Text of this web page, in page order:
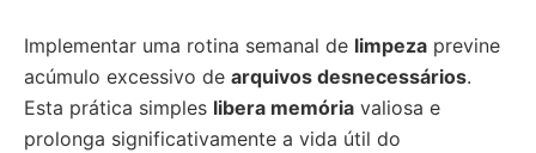
Implementar uma rotina semanal de limpeza previne
acúmulo excessivo de arquivos desnecessários.
Esta prática simples libera memória valiosa e
prolonga significativamente a vida útil do